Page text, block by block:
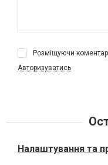
Розміщуючи
Авторизуватись
Налаштування та